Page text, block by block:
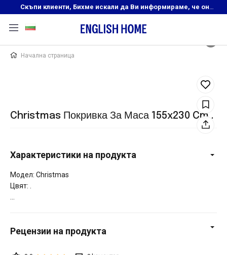
Скъпи клиенти, Бихме искали да Ви информираме, че онлайн магазинът на English Home преустановява своята дейност. Прекрасният ни и усмихнат екип ,Ви очаква в нашите физически магазини, където ще откриете любимите си продукти! Благодарим Ви, че сте част от семейството на Еnglish Home!
Начална страница
Christmas Покривка За Маса 155x230 Cm .
Характеристики на продукта
Модел: Christmas
Цвят: .